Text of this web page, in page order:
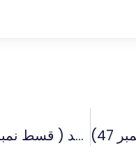
غامدی منہج پر علمیاتی نقد ( قسط نمبر 45)